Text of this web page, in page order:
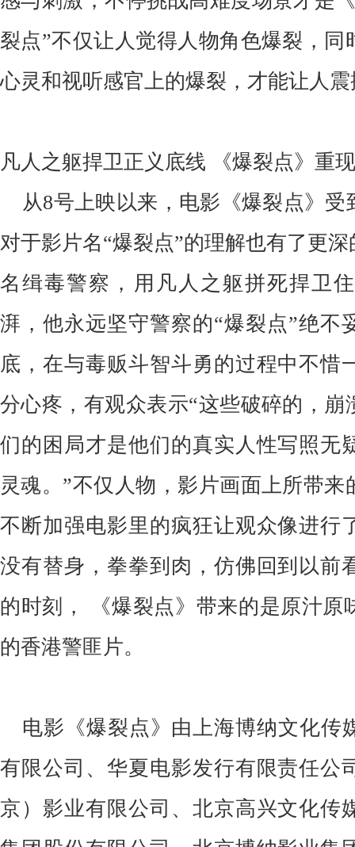
裂点”不仅让人觉得人物角色爆裂，
心灵和视听感官上的爆裂，才能让人
凡人之躯捍卫正义底线
《爆裂点》重
从8号上映以来，电影《爆裂点》
对于影片名“爆裂点”的理解也有了更
名缉毒警察，用凡人之躯拼死捍卫
湃，他永远坚守警察的“爆裂点”绝不
底，在与毒贩斗智斗勇的过程中不惜
分心疼，有观众表示“这些破碎的，崩
们的困局才是他们的真实人性写照无
灵魂。”不仅人物，影片画面上所带
不断加强电影里的疯狂让观众像进行
没有替身，拳拳到肉，仿佛回到以前
的时刻，
《爆裂点》带来的是原汁
的香港警匪片。
电影《爆裂点》由上海博纳文化传
有限公司、华夏电影发行有限责任公
京）影业有限公司、北京高兴文化传